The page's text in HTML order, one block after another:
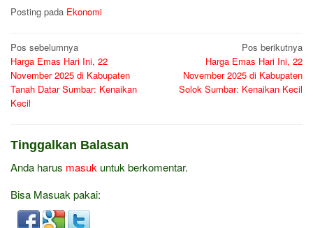
Posting pada Ekonomi
Navigasi
pos
Pos sebelumnya
Harga Emas Hari Ini, 22
November 2025 di Kabupaten
Tanah Datar Sumbar: Kenaikan
Kecil
Pos berikutnya
Harga Emas Hari Ini, 22
November 2025 di Kabupaten
Solok Sumbar: Kenaikan Kecil
Tinggalkan Balasan
Anda harus masuk untuk berkomentar.
Bisa Masuak pakai: